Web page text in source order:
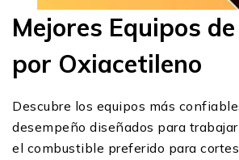
Mejores Equipos
por Oxiacetileno
Descubre los equipos más
desempeño diseñados para
el combustible preferido para